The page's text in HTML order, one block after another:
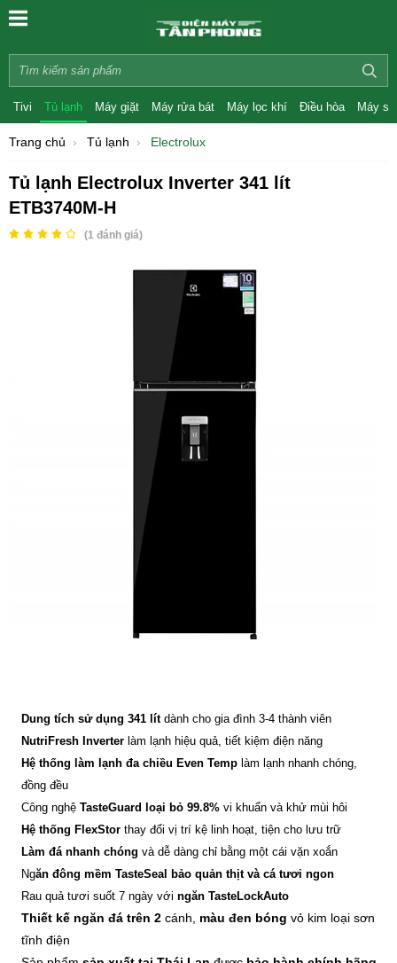
Tivi Tủ lạnh Máy giặt Máy rửa bát Máy lọc khí Điều hòa Máy
Trang chủ Tủ lạnh Electrolux
Tủ lạnh Electrolux Inverter 341 lít
ETB3740M-H
(1 đánh giá)
Dung tích sử dụng 341 lítdành cho gia đình 3-4 thành viên
NutriFresh Inverter làm lạnh hiệu quả, tiết kiệm điện năng
Hệ thống làm lạnh đa chiều Even Temp làm lạnh nhanh chóng,
đồng đều
Công nghệ TasteGuard loại bỏ 99.8% vi khuẩn và khử mùi hôi
Hệ thống FlexStor thay đổi vị trí kệ linh hoạt, tiện cho lưu trữ
Làm đá nhanh chóng và dễ dàng chỉ bằng một cái vặn xoắn
Ngăn đông mềm TasteSeal bảo quản thịt và cá tươi ngon
Rau quả tươi suốt 7 ngày với ngăn TasteLockAuto
Thiết kế ngăn đá trên 2 cánh, màu đen bóng vỏ kim loại sơn
tĩnh điện